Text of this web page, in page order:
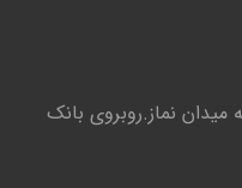
میدان نماز.روبروی بانک